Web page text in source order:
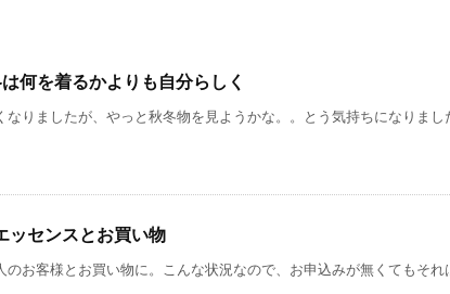
何を着るかよりも自分らしく
なりましたが、やっと秋冬物を見ようかな。。とう気持ちになりまし
ッセンスとお買い物
のお客様とお買い物に。こんな状況なので、お申込みが無くてもそれ